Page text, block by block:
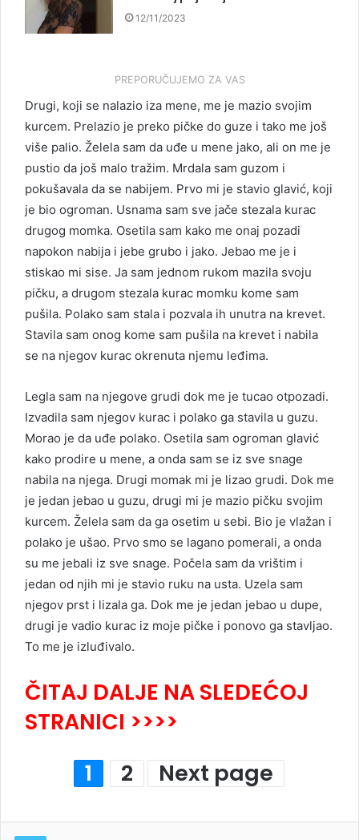
12/11/2023
PREPORUČUJEMO ZA VAS
Drugi, koji se nalazio iza mene, me je mazio svojim
kurcem. Prelazio je preko pičke do guze i tako me još
više palio. Želela sam da uđe u mene jako, ali on me je
pustio da još malo tražim. Mrdala sam guzom i
pokušavala da se nabijem. Prvo mi je stavio glavić, koji
je bio ogroman. Usnama sam sve jače stezala kurac
drugog momka. Osetila sam kako me onaj pozadi
napokon nabija i jebe grubo i jako. Jebao me je i
stiskao mi sise. Ja sam jednom rukom mazila svoju
pičku, a drugom stezala kurac momku kome sam
pušila. Polako sam stala i pozvala ih unutra na krevet.
Stavila sam onog kome sam pušila na krevet i nabila
se na njegov kurac okrenuta njemu leđima.
Legla sam na njegove grudi dok me je tucao otpozadi.
Izvadila sam njegov kurac i polako ga stavila u guzu.
Morao je da uđe polako. Osetila sam ogroman glavić
kako prodire u mene, a onda sam se iz sve snage
nabila na njega. Drugi momak mi je lizao grudi. Dok me
je jedan jebao u guzu, drugi mi je mazio pičku svojim
kurcem. Želela sam da ga osetim u sebi. Bio je vlažan i
polako je ušao. Prvo smo se lagano pomerali, a onda
su me jebali iz sve snage. Počela sam da vrištim i
jedan od njih mi je stavio ruku na usta. Uzela sam
njegov prst i lizala ga. Dok me je jedan jebao u dupe,
drugi je vadio kurac iz moje pičke i ponovo ga stavljao.
To me je izluđivalo.
ČITAJ DALJE NA SLEDEĆOJ
STRANICI >>>>
1
2 Next page
Twitter